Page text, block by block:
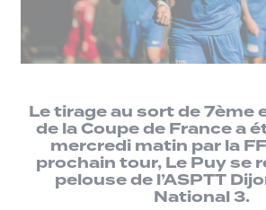
Le tirage au sort de 7ème
de la Coupe de France a
mercredi matin par la
prochain tour, Le Puy se
pelouse de l’ASPTT
National 3.